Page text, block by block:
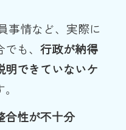
情など、実際に
も、 行政が納得
明できていないケ
合性が不十分